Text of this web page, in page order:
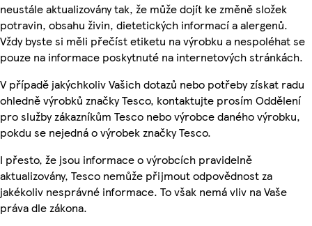
neustále aktualizovány tak, že může dojít ke změně složek
potravin, obsahu živin, dietetických informací a alergenů.
Vždy byste si měli přečíst etiketu na výrobku a nespoléhat se
pouze na informace poskytnuté na internetových stránkách.
V případě jakýchkoliv Vašich dotazů nebo potřeby získat radu
ohledně výrobků značky Tesco, kontaktujte prosím Oddělení
pro služby zákazníkům Tesco nebo výrobce daného výrobku,
pokdu se nejedná o výrobek značky Tesco.
I přesto, že jsou informace o výrobcích pravidelně
aktualizovány, Tesco nemůže přijmout odpovědnost za
jakékoliv nesprávné informace. To však nemá vliv na Vaše
práva dle zákona.